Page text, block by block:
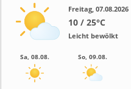
Freitag, 07.08.2026
10 / 25°C
Leicht bewölkt
Sa, 08.08. So, 09.08.